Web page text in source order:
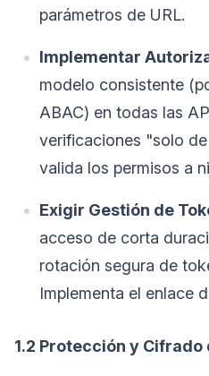
parámetros de URL.
Implementar
modelo consistente
ABAC) en todas las
verificaciones "solo
valida los permisos a
Exigir Gestión de
acceso de corta
rotación segura de
Implementa el enlace
1.2 Protección y Cifrado